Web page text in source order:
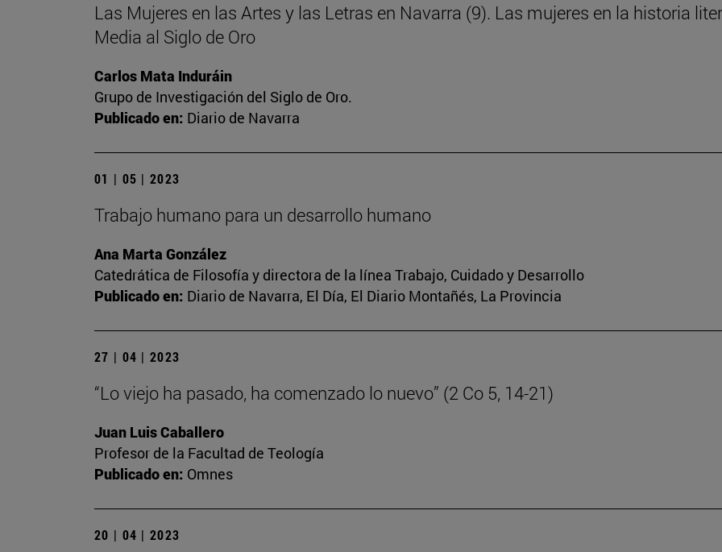
Las Mujeres en las Artes y las Letras en Navarra (9). Las mujeres en la historia
Media al Siglo de Oro
Carlos Mata Induráin
Grupo de Investigación del Siglo de Oro.
Publicado en: Diario de Navarra
01 | 05 | 2023
Trabajo humano para un desarrollo humano
Ana Marta González
Catedrática de Filosofía y directora de la línea Trabajo, Cuidado y Desarrollo
Publicado en: Diario de Navarra, El Día, El Diario Montañés, La Provincia
27 | 04 | 2023
“Lo viejo ha pasado, ha comenzado lo nuevo” (2 Co 5, 14-21)
Juan Luis Caballero
Profesor de la Facultad de Teología
Publicado en: Omnes
20 | 04 | 2023